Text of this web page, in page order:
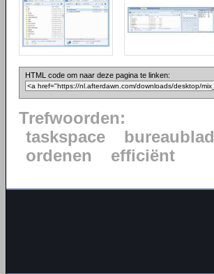
HTML code om naar deze pagina te linken:
Trefwoorden:
taskspace
bureaublad
ordenen
efficiënt